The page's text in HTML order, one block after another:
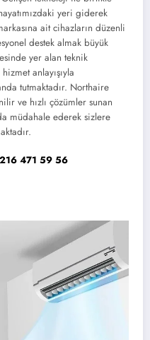
yeri giderek
ait cihazların düzenli
destek almak büyük
yer alan teknik
anlayışıyla
tutmaktadır. Northaire
ve hızlı çözümler sunan
müdahale ederek sizlere
471 59 56